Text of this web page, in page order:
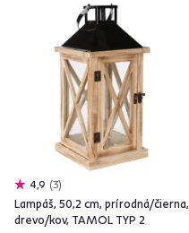
4,9 3
Lampáš, 50,2 cm, prírodná/čierna,
drevo/kov, TAMOL TYP 2